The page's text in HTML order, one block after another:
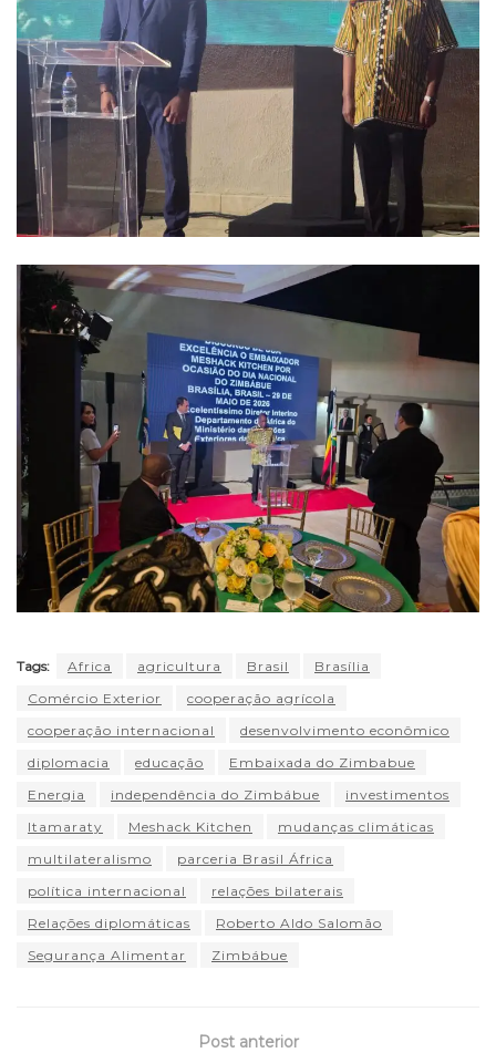
Tags: Africa agricultura Brasil
Brasília
Comércio Exterior
cooperação agrícola
cooperação internacional
desenvolvimento econômico
diplomacia
educação
Embaixada do Zimbabue
Energia
independência do Zimbábue
investimentos
Itamaraty
Meshack Kitchen
mudanças climáticas
multilateralismo
parceria Brasil África
política internacional
relações bilaterais
Relações diplomáticas
Roberto Aldo Salomão
Segurança Alimentar
Zimbábue
Post anterior